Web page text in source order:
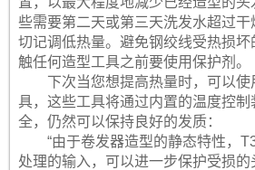
些需要第二天或第三天洗发水超过干
切记调​​低热量。避免钢绞线受热损
触任何造型工具之前要使用保护剂。
下次当您想提高热量时，可以
具，这些工具将通过内置的温度控制
全，仍然可以保持良好的发质：
“由于卷发器造型的静态特性，
处理的输入，可以进一步保护受损的